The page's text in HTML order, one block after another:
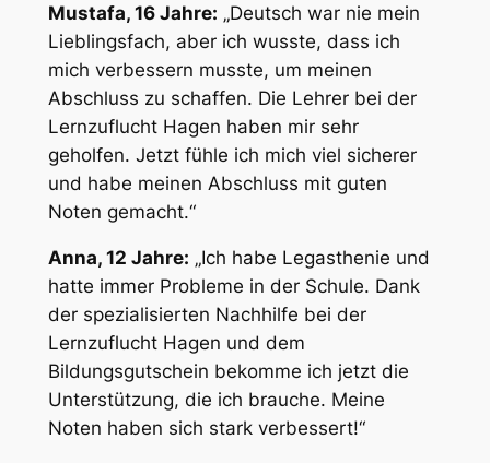
Mustafa, 16 Jahre: „Deutsch war nie mein
Lieblingsfach, aber ich wusste, dass ich
mich verbessern musste, um meinen
Abschluss zu schaffen. Die Lehrer bei der
Lernzuflucht Hagen haben mir sehr
geholfen. Jetzt fühle ich mich viel sicherer
und habe meinen Abschluss mit guten
Noten gemacht.“
Anna, 12 Jahre: „Ich habe Legasthenie und
hatte immer Probleme in der Schule. Dank
der spezialisierten Nachhilfe bei der
Lernzuflucht Hagen und dem
Bildungsgutschein bekomme ich jetzt die
Unterstützung, die ich brauche. Meine
Noten haben sich stark verbessert!“